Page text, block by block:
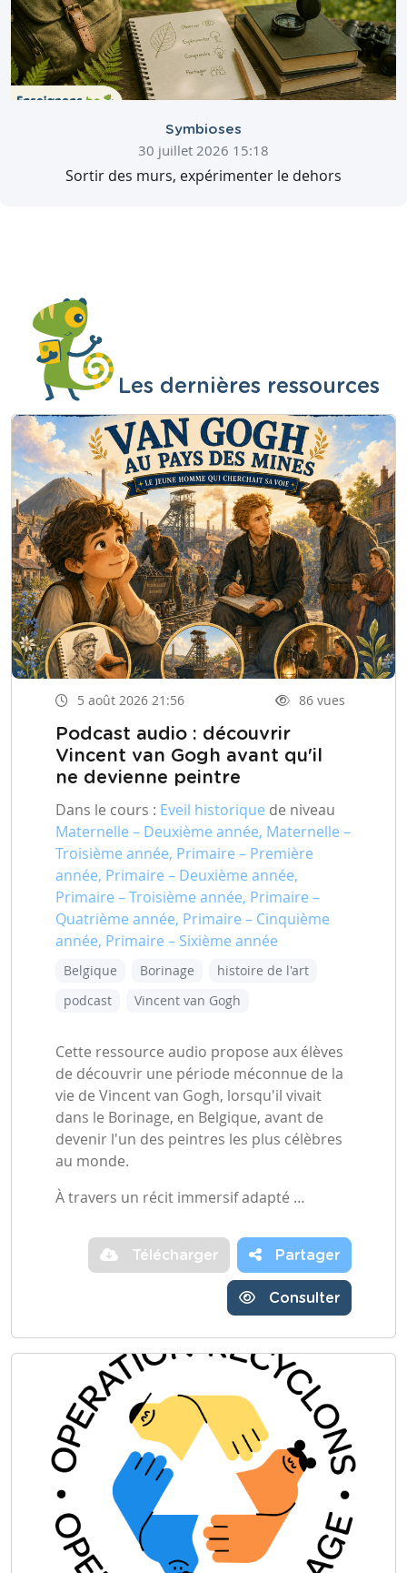
Symbioses
30 juillet 2026 15:18
Sortir des murs, expérimenter le dehors
Les dernières ressources
5 août 2026 21:56 86 vues
Podcast audio : découvrir
Vincent van Gogh avant qu'il
ne devienne peintre
Dans le cours : Eveil historique de niveau
Maternelle – Deuxième année, Maternelle –
Troisième année, Primaire – Première
année, Primaire – Deuxième année,
Primaire – Troisième année, Primaire –
Quatrième année, Primaire – Cinquième
année, Primaire – Sixième année
Belgique Borinage
histoire de l'art
podcast
Vincent van Gogh
Cette ressource audio propose aux élèves
de découvrir une période méconnue de la
vie de Vincent van Gogh, lorsqu'il vivait
dans le Borinage, en Belgique, avant de
devenir l'un des peintres les plus célèbres
au monde.
À travers un récit immersif adapté …
Télécharger Partager
Consulter